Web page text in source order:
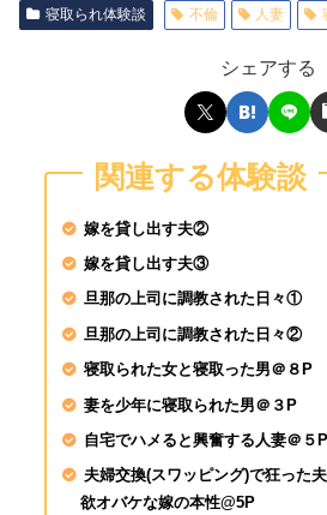
寝取られ体験談 不倫 人妻
シェアする
関連する体験談
嫁を貸し出す夫②
嫁を貸し出す夫③
旦那の上司に調教された日々①
旦那の上司に調教された日々②
寝取られた女と寝取った男＠８P
妻を少年に寝取られた男＠３P
自宅でハメると興奮する人妻＠５P
夫婦交換(スワッピング)で狂った
欲オバケな嫁の本性@5P